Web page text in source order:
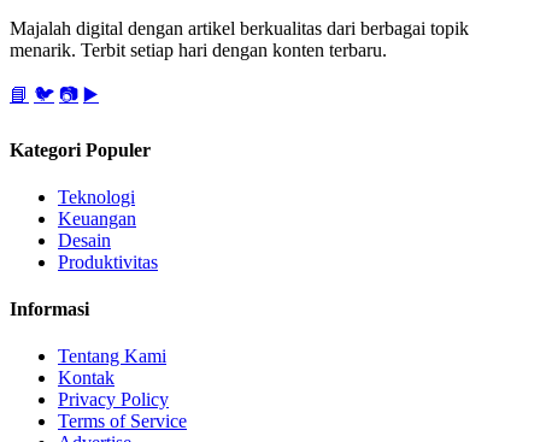
Majalah digital dengan artikel berkualitas dari berbagai topik
menarik. Terbit setiap hari dengan konten terbaru.
📘 🐦 📷 ▶️
Kategori Populer
Teknologi
Keuangan
Desain
Produktivitas
Informasi
Tentang Kami
Kontak
Privacy Policy
Terms of Service